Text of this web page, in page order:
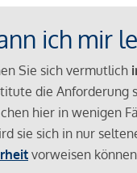
ich mir
Sie sich vermutlich
die Anforderung
hier in wenigen
sie sich in nur
vorweisen